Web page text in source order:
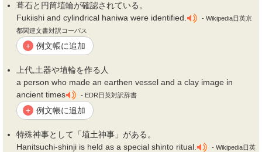
葺石と円筒埴輪が確認されている。
Fukiishi and cylindrical haniwa were identified.
- Wikipedia日英京
都関連文書対訳コーパス
+ 例文帳に追加
上代,土器や埴輪を作る人
a person who made an earthen vessel and a clay image in
ancient times
- EDR日英対訳辞書
+ 例文帳に追加
特殊神事として「埴土神事」がある。
Hanitsuchi-shinji is held as a special shinto ritual.
- Wikipedia日英